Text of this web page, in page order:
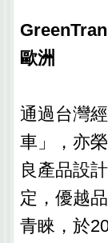
歐洲
通過台灣
車」，亦
良產品設
定，優越
青睞，於